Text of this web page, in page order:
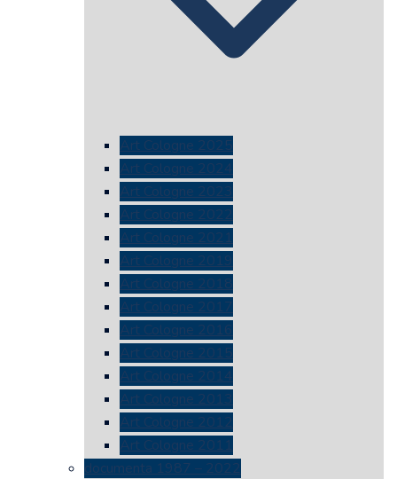
Art Cologne 2025
Art Cologne 2024
Art Cologne 2023
Art Cologne 2022
Art Cologne 2021
Art Cologne 2019
Art Cologne 2018
Art Cologne 2017
Art Cologne 2016
Art Cologne 2015
Art Cologne 2014
Art Cologne 2013
Art Cologne 2012
Art Cologne 2011
documenta 1987 – 2022